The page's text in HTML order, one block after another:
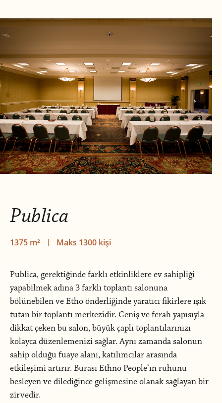
Publica
1375 m² Maks 1300 kişi
Publica, gerektiğinde farklı etkinliklere ev sahipliği
yapabilmek adına 3 farklı toplantı salonuna
bölünebilen ve Etho önderliğinde yaratıcı fikirlere ışık
tutan bir toplantı merkezidir. Geniş ve ferah yapısıyla
dikkat çeken bu salon, büyük çaplı toplantılarınızı
kolayca düzenlemenizi sağlar. Aynı zamanda salonun
sahip olduğu fuaye alanı, katılımcılar arasında
etkileşimi artırır. Burası Ethno People’ın ruhunu
besleyen ve dilediğince gelişmesine olanak sağlayan bir
zirvedir.